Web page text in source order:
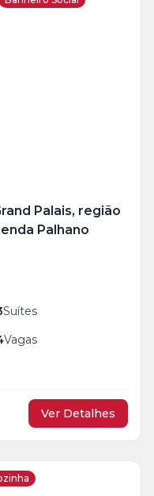
Palais, região
Palhano
Suítes
Vagas
Ver Detalhes